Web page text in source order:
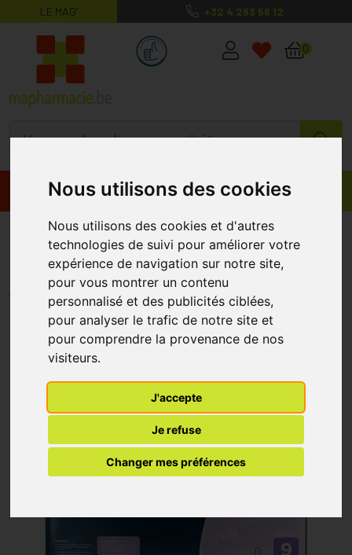
Nous utilisons des cookies
Nous utilisons des cookies et d'autres
technologies de suivi pour améliorer votre
expérience de navigation sur notre site,
pour vous montrer un contenu
personnalisé et des publicités ciblées,
pour analyser le trafic de notre site et
pour comprendre la provenance de nos
visiteurs.
J'accepte
Je refuse
Changer mes préférences
LE MAG’ +32 4 263 56 12
MaPharmacie.be ma santé, mes
0
Promos Produits
Attends Contours 9 Air Comfort
ATTENDS